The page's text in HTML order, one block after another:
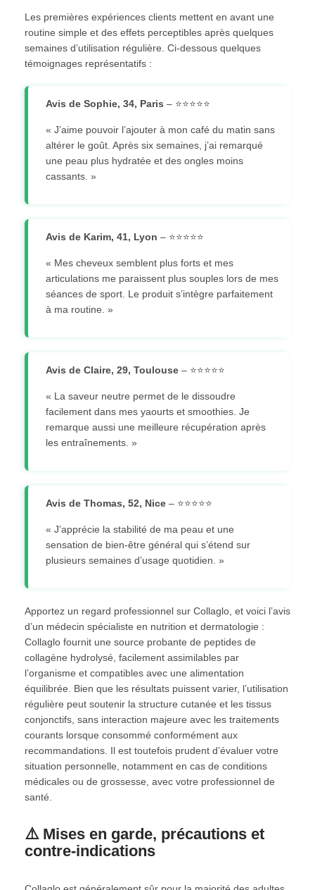
Les premières expériences clients mettent en avant une
routine simple et des effets perceptibles après quelques
semaines d’utilisation régulière. Ci-dessous quelques
témoignages représentatifs :
Avis de Sophie, 34, Paris – ⭐⭐⭐⭐⭐
« J’aime pouvoir l’ajouter à mon café du matin sans
altérer le goût. Après six semaines, j’ai remarqué
une peau plus hydratée et des ongles moins
cassants. »
Avis de Karim, 41, Lyon – ⭐⭐⭐⭐⭐
« Mes cheveux semblent plus forts et mes
articulations me paraissent plus souples lors de mes
séances de sport. Le produit s’intègre parfaitement
à ma routine. »
Avis de Claire, 29, Toulouse– ⭐⭐⭐⭐⭐
« La saveur neutre permet de le dissoudre
facilement dans mes yaourts et smoothies. Je
remarque aussi une meilleure récupération après
les entraînements. »
Avis de Thomas, 52, Nice– ⭐⭐⭐⭐⭐
« J’apprécie la stabilité de ma peau et une
sensation de bien-être général qui s’étend sur
plusieurs semaines d’usage quotidien. »
Apportez un regard professionnel sur Collaglo, et voici l’avis
d’un médecin spécialiste en nutrition et dermatologie :
Collaglo fournit une source probante de peptides de
collagène hydrolysé, facilement assimilables par
l’organisme et compatibles avec une alimentation
équilibrée. Bien que les résultats puissent varier, l’utilisation
régulière peut soutenir la structure cutanée et les tissus
conjonctifs, sans interaction majeure avec les traitements
courants lorsque consommé conformément aux
recommandations. Il est toutefois prudent d’évaluer votre
situation personnelle, notamment en cas de conditions
médicales ou de grossesse, avec votre professionnel de
santé.
⚠️ Mises en garde, précautions et
contre-indications